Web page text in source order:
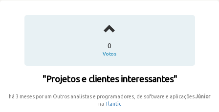
0
Votos
"Projetos e clientes interessantes"
há 3 meses por um Outros analistas e programadores, de software e aplicaçõesJúnior
na Tlantic